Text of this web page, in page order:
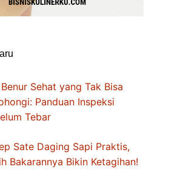
Sehat yang Tak Bisa
Panduan Inspeksi
Tebar
Sate Daging Sapi Praktis,
Bakarannya Bikin Ketagihan!